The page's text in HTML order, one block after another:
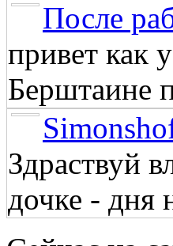
После
привет как
Берштаине
Здраствуй
дочке - дня